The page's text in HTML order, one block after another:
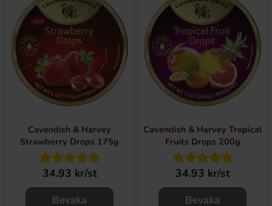
Cavendish & Harvey
Strawberry Drops 175g
34.93 kr/st
Bevaka
Cavendish & Harvey Tropical
Fruits Drops 200g
34.93 kr/st
Bevaka